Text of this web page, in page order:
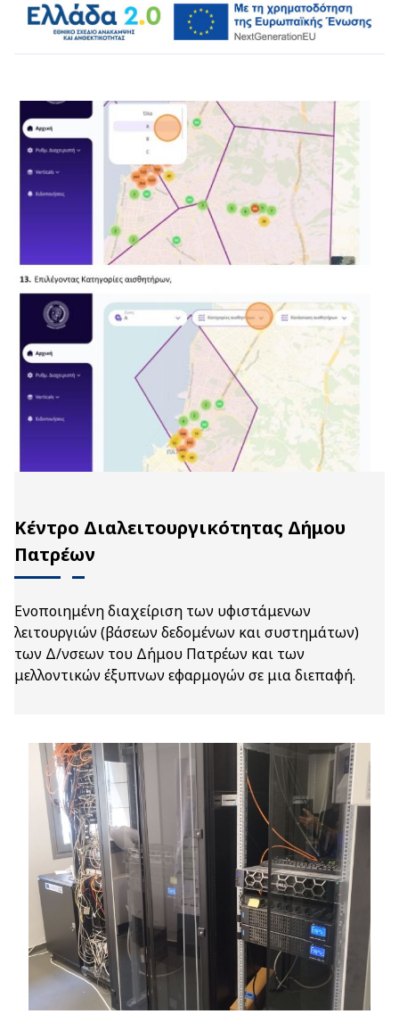
Κέντρο Διαλειτουργικότητας Δήμου
Πατρέων
Ενοποιημένη διαχείριση των υφιστάμενων
λειτουργιών (βάσεων δεδομένων και συστημάτων)
των Δ/νσεων του Δήμου Πατρέων και των
μελλοντικών έξυπνων εφαρμογών σε μια διεπαφή.